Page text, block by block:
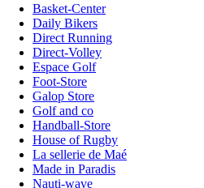
Basket-Center
Daily Bikers
Direct Running
Direct-Volley
Espace Golf
Foot-Store
Galop Store
Golf and co
Handball-Store
House of Rugby
La sellerie de Maé
Made in Paradis
Nauti-wave